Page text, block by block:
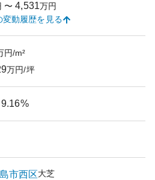
〜 4,531万円
変動履歴を見る
円/m²
万円/坪
9.16%
市西区大芝